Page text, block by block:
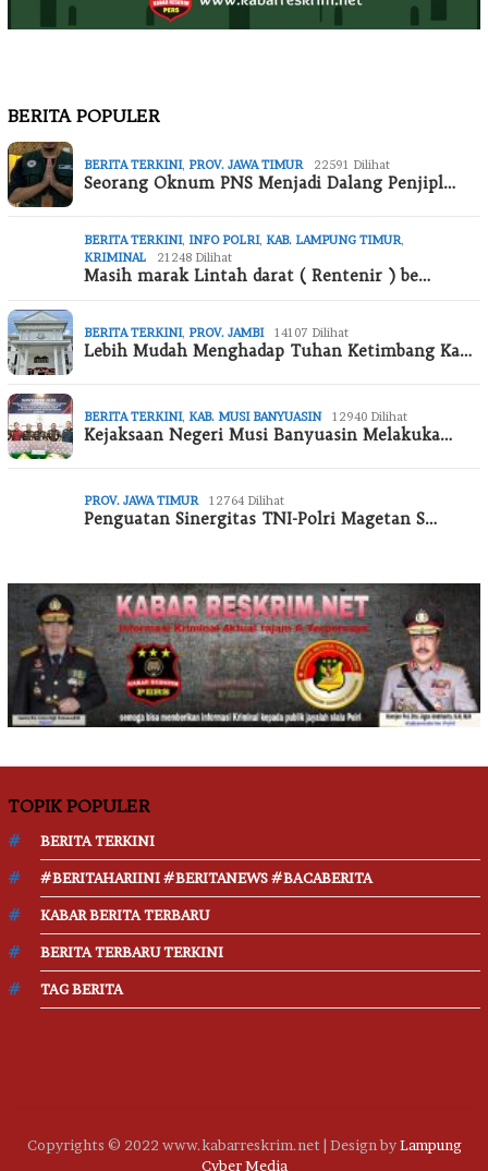
BERITA POPULER
BERITA TERKINI, PROV. JAWA TIMUR 22591 Dilihat
Seorang Oknum PNS Menjadi Dalang Penjipl…
BERITA TERKINI, INFO POLRI, KAB. LAMPUNG TIMUR,
KRIMINAL
21248 Dilihat
Masih marak Lintah darat ( Rentenir ) be…
BERITA TERKINI, PROV. JAMBI 14107 Dilihat
Lebih Mudah Menghadap Tuhan Ketimbang Ka…
BERITA TERKINI, KAB. MUSI BANYUASIN 12940 Dilihat
Kejaksaan Negeri Musi Banyuasin Melakuka…
PROV. JAWA TIMUR 12764 Dilihat
Penguatan Sinergitas TNI-Polri Magetan S…
TOPIK POPULER
BERITA TERKINI
#BERITAHARIINI #BERITANEWS #BACABERITA
KABAR BERITA TERBARU
BERITA TERBARU TERKINI
TAG BERITA
Copyrights © 2022 www.kabarreskrim.net | Design byLampung
Cyber Media